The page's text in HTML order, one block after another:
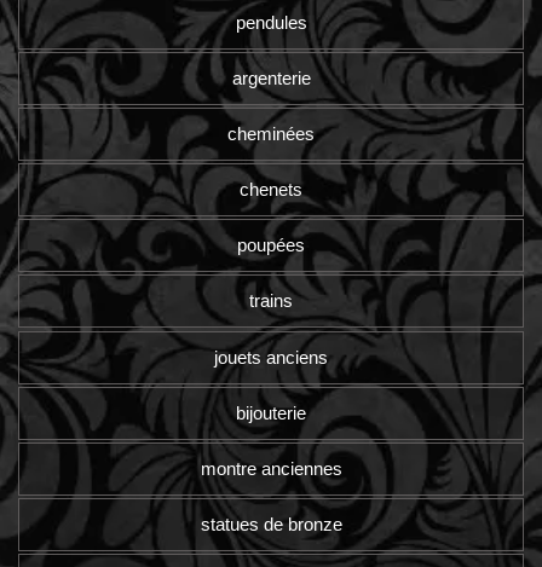
pendules
argenterie
cheminées
chenets
poupées
trains
jouets anciens
bijouterie
montre anciennes
statues de bronze